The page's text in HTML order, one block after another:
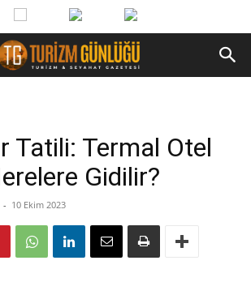
Tatili: Termal Otel
Gidilir?
- 10 Ekim 2023